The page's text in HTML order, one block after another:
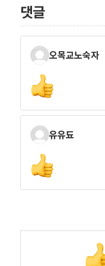
댓글
오목교노숙자
유유됴